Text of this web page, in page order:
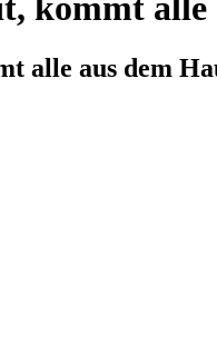
kommt
alle aus dem